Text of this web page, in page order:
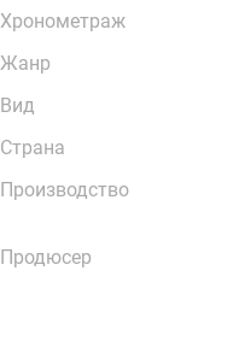
Хронометраж
Жанр
Вид
Страна
Производство
Продюсер